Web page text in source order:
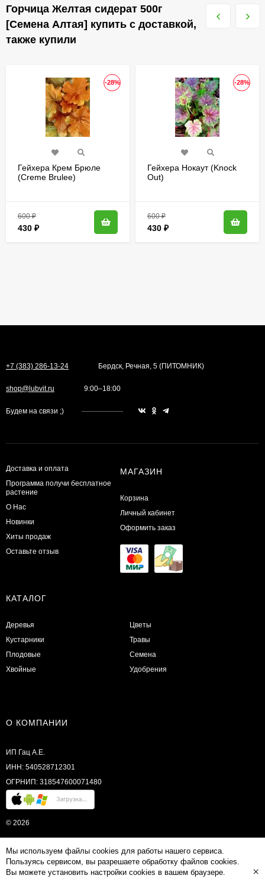
Мы используем файлы cookies для работы нашего сервиса.
Пользуясь сервисом, вы разрешаете обработку файлов cookies.
Вы можете установить настройки cookies в вашем браузере.
×
Горчица Желтая сидерат 500г
[Семена Алтая] купить с доставкой,
также купили
-28%
Гейхера Крем Брюле
(Creme Brulee)
600₽
430 ₽
-28%
Гейхера Нокаут (Knock
Out)
600₽
430 ₽
+7 (383) 286-13-24 Бердск, Речная, 5 (ПИТОМНИК)
shop@lubvit.ru 9:00–18:00
Будем на связи ;)
Доставка и оплата
Программа получи бесплатное
растение
О Нас
Новинки
Хиты продаж
Оставьте отзыв
МАГАЗИН
Корзина
Личный кабинет
Оформить заказ
КАТАЛОГ
Деревья
Кустарники
Плодовые
Хвойные
Цветы
Травы
Семена
Удобрения
О КОМПАНИИ
ИП Гац А.Е.
ИНН: 540528712301
ОГРНИП: 318547600071480
© 2026